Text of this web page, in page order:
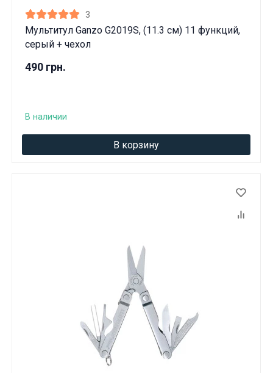
3
Мультитул Ganzo G2019S, (11.3 см) 11 функций,
серый + чехол
490 грн.
В наличии
В корзину